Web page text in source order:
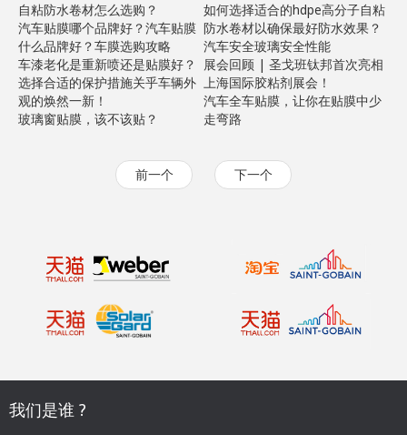
自粘防水卷材怎么选购？
汽车贴膜哪个品牌好？汽车贴膜
什么品牌好？车膜选购攻略
车漆老化是重新喷还是贴膜好？
选择合适的保护措施关乎车辆外
观的焕然一新！
玻璃窗贴膜，该不该贴？
如何选择适合的hdpe高分子自粘
防水卷材以确保最好防水效果？
汽车安全玻璃安全性能
展会回顾 | 圣戈班钛邦首次亮相
上海国际胶粘剂展会！
汽车全车贴膜，让你在贴膜中少
走弯路
前一个 下一个
我们是谁 ?